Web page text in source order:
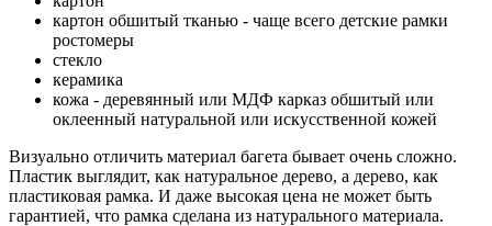
картон обшитый тканью - чаще всего детские рамки
ростомеры
стекло
керамика
кожа - деревянный или МДФ карказ обшитый или
оклеенный натуральной или искусственной кожей
Визуально отличить материал багета бывает очень сложно.
Пластик выглядит, как натуральное дерево, а дерево, как
пластиковая рамка. И даже высокая цена не может быть
гарантией, что рамка сделана из натурального материала.